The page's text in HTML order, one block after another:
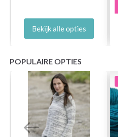
Bekijk alle opties
POPULAIRE OPTIES